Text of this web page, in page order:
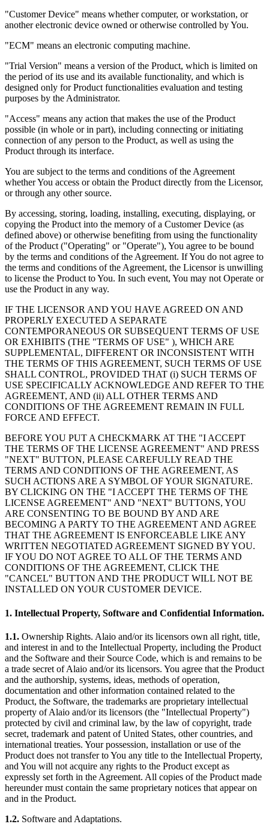
"Customer Device" means whether computer, or workstation, or
another electronic device owned or otherwise controlled by You.
"ECM" means an electronic computing machine.
"Trial Version" means a version of the Product, which is limited on
the period of its use and its available functionality, and which is
designed only for Product functionalities evaluation and testing
purposes by the Administrator.
"Access" means any action that makes the use of the Product
possible (in whole or in part), including connecting or initiating
connection of any person to the Product, as well as using the
Product through its interface.
You are subject to the terms and conditions of the Agreement
whether You access or obtain the Product directly from the Licensor,
or through any other source.
By accessing, storing, loading, installing, executing, displaying, or
copying the Product into the memory of a Customer Device (as
defined above) or otherwise benefiting from using the functionality
of the Product ("Operating" or "Operate"), You agree to be bound
by the terms and conditions of the Agreement. If You do not agree to
the terms and conditions of the Agreement, the Licensor is unwilling
to license the Product to You. In such event, You may not Operate or
use the Product in any way.
IF THE LICENSOR AND YOU HAVE AGREED ON AND
PROPERLY EXECUTED A SEPARATE
CONTEMPORANEOUS OR SUBSEQUENT TERMS OF USE
OR EXHIBITS (THE "TERMS OF USE" ), WHICH ARE
SUPPLEMENTAL, DIFFERENT OR INCONSISTENT WITH
THE TERMS OF THIS AGREEMENT, SUCH TERMS OF USE
SHALL CONTROL, PROVIDED THAT (i) SUCH TERMS OF
USE SPECIFICALLY ACKNOWLEDGE AND REFER TO THE
AGREEMENT, AND (ii) ALL OTHER TERMS AND
CONDITIONS OF THE AGREEMENT REMAIN IN FULL
FORCE AND EFFECT.
BEFORE YOU PUT A CHECKMARK AT THE "I ACCEPT
THE TERMS OF THE LICENSE AGREEMENT" AND PRESS
"NEXT" BUTTON, PLEASE CAREFULLY READ THE
TERMS AND CONDITIONS OF THE AGREEMENT, AS
SUCH ACTIONS ARE A SYMBOL OF YOUR SIGNATURE.
BY CLICKING ON THE "I ACCEPT THE TERMS OF THE
LICENSE AGREEMENT" AND "NEXT" BUTTONS, YOU
ARE CONSENTING TO BE BOUND BY AND ARE
BECOMING A PARTY TO THE AGREEMENT AND AGREE
THAT THE AGREEMENT IS ENFORCEABLE LIKE ANY
WRITTEN NEGOTIATED AGREEMENT SIGNED BY YOU.
IF YOU DO NOT AGREE TO ALL OF THE TERMS AND
CONDITIONS OF THE AGREEMENT, CLICK THE
"CANCEL" BUTTON AND THE PRODUCT WILL NOT BE
INSTALLED ON YOUR CUSTOMER DEVICE.
1. Intellectual Property, Software and Confidential Information.
1.1. Ownership Rights. Alaio and/or its licensors own all right, title,
and interest in and to the Intellectual Property, including the Product
and the Software and their Source Code, which is and remains to be
a trade secret of Alaio and/or its licensors. You agree that the Product
and the authorship, systems, ideas, methods of operation,
documentation and other information contained related to the
Product, the Software, the trademarks are proprietary intellectual
property of Alaio and/or its licensors (the "Intellectual Property")
protected by civil and criminal law, by the law of copyright, trade
secret, trademark and patent of United States, other countries, and
international treaties. Your possession, installation or use of the
Product does not transfer to You any title to the Intellectual Property,
and You will not acquire any rights to the Product except as
expressly set forth in the Agreement. All copies of the Product made
hereunder must contain the same proprietary notices that appear on
and in the Product.
1.2. Software and Adaptations.